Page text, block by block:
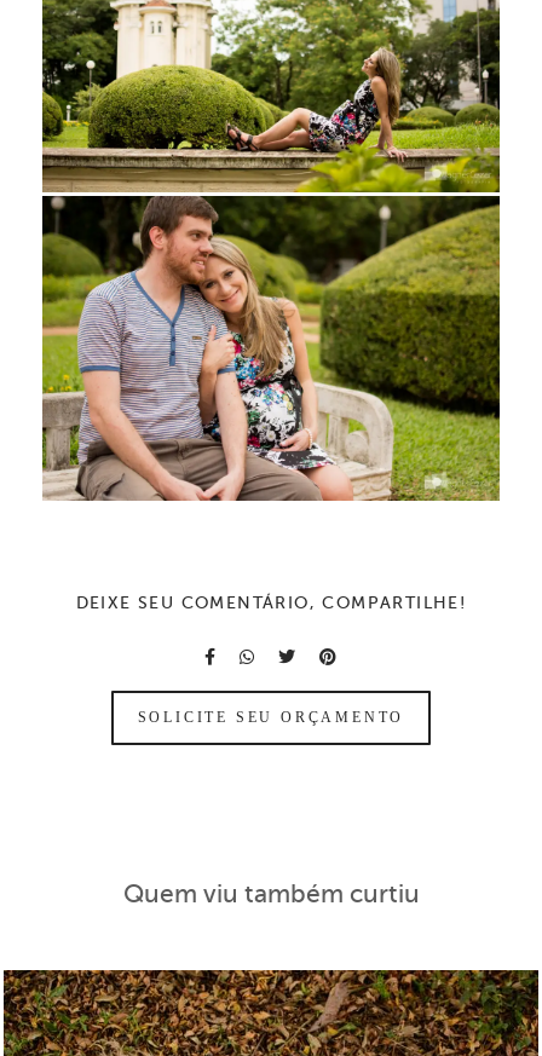
DEIXE SEU COMENTÁRIO, COMPARTILHE!
SOLICITE SEU ORÇAMENTO
Quem viu também curtiu